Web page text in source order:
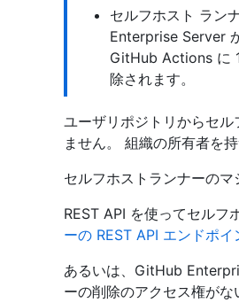
セルフホスト ラン
Enterprise Server
GitHub Actions に
除されます。
ユーザリポジトリからセ
ません。 組織の所有者を
セルフホストランナーのマ
REST API を使ってセルフ
ーの REST API エンドポイ
あるいは、GitHub
ーの削除のアクセス権が